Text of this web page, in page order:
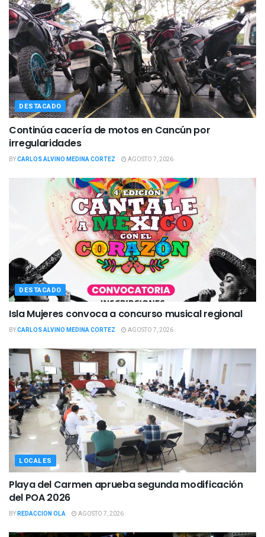
DESTACADO
Continúa cacería de motos en Cancún por
irregularidades
BYCARLOS ALVINO MEDINA CORTEZ AGOSTO 7, 2026
DESTACADO
Isla Mujeres convoca a concurso musical regional
BYCARLOS ALVINO MEDINA CORTEZ AGOSTO 7, 2026
LOCALES
Playa del Carmen aprueba segunda modificación
del POA 2026
BYREDACCION OLA AGOSTO 7, 2026